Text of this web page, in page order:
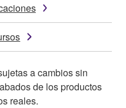
a cambios sin
de los productos
reales.